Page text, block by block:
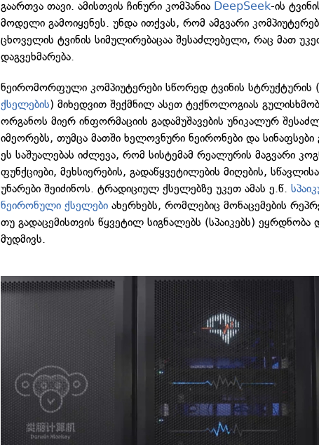
გაართვა თავი. ამისთვის ჩინური კომპანია DeepSeek-ის
მოდელი გამოიყენეს. უნდა ითქვას, რომ ამგვარი
ცხოველის ტვინის სიმულირებაცაა შესაძლებელი, რაც მათ
დაგვეხმარება.
ნეირომორფული კომპიუტერები სწორედ ტვინის სტრუქტურის
ქსელების) მიხედვით შექმნილ ასეთ ტექნოლოგიას
ორგანოს მიერ ინფორმაციის გადამუშავების უნიკალურ
იმეორებს, თუმცა მათში ხელოვნური ნეირონები და სინაფსები
ეს საშუალებას იძლევა, რომ სისტემამ რეალურის მაგვარი
ფუნქციები, მეხსიერების, გადაწყვეტილების მიღების,
უნარები შეიძინოს. ტრადიციულ ქსელებზე უკეთ ამას ე.წ.
ნეირონული ქსელები ახერხებს, რომლებიც მონაცემების
თუ გადაცემისთვის წყვეტილ სიგნალებს (სპაიკებს) ეყრდნობა
მუდმივს.